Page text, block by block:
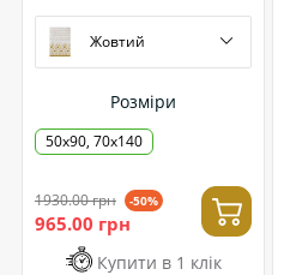
Жовтий
Розміри
50x90, 70x140
1930.00 грн -50%
965.00 грн
Купити в 1 клік